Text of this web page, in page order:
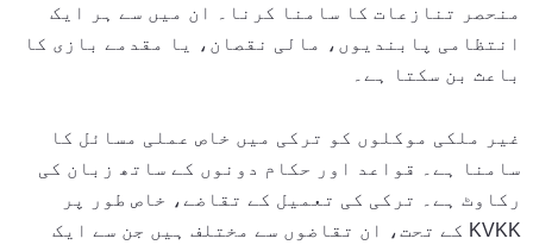
منحصر تنازعات کا سامنا کرنا۔ ان میں سے ہر ایک
انتظامی پابندیوں، مالی نقصان، یا مقدمے بازی کا
باعث بن سکتا ہے۔
غیر ملکی موکلوں کو ترکی میں خاص عملی مسائل کا
سامنا ہے۔ قواعد اور حکام دونوں کے ساتھ زبان کی
رکاوٹ ہے۔ ترکی کی تعمیل کے تقاضے، خاص طور پر
KVKK کے تحت، ان تقاضوں سے مختلف ہیں جن سے ایک